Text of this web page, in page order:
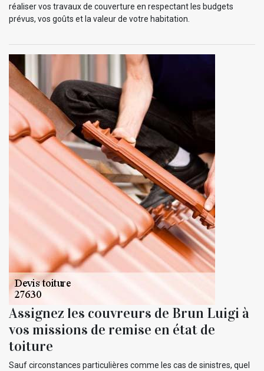
réaliser vos travaux de couverture en respectant les budgets
prévus, vos goûts et la valeur de votre habitation.
Assignez les couvreurs de Brun Luigi à
vos missions de remise en état de
toiture
Sauf circonstances particulières comme les cas de sinistres, quel